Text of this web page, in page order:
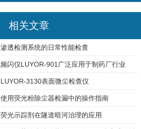
相关文章
渗透检测系统的日常性能检查
频闪仪LUYOR-901广泛应用于制药厂行业
LUYOR-3130表面微尘检查仪
使用荧光粉除尘器检漏中的操作指南
荧光示踪剂在隧道暗河治理的应用